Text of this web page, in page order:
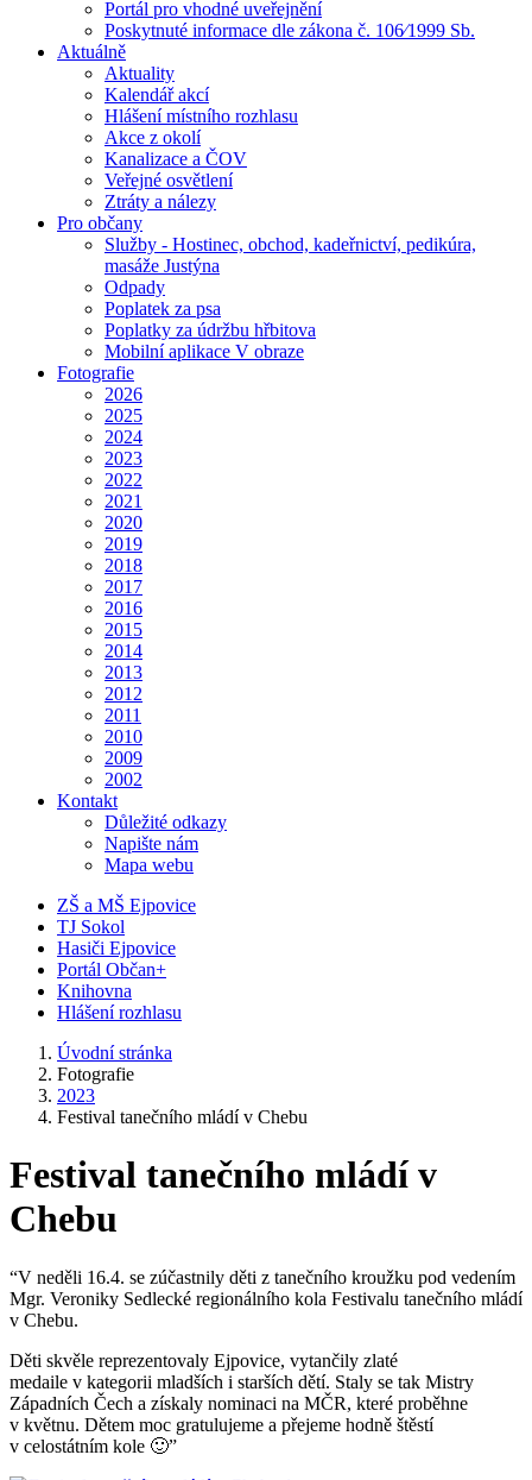
Portál pro vhodné uveřejnění
Poskytnuté informace dle zákona č. 106⁄1999 Sb.
Aktuálně
Aktuality
Kalendář akcí
Hlášení místního rozhlasu
Akce z okolí
Kanalizace a ČOV
Veřejné osvětlení
Ztráty a nálezy
Pro občany
Služby - Hostinec, obchod, kadeřnictví, pedikúra,
masáže Justýna
Odpady
Poplatek za psa
Poplatky za údržbu hřbitova
Mobilní aplikace V obraze
Fotografie
2026
2025
2024
2023
2022
2021
2020
2019
2018
2017
2016
2015
2014
2013
2012
2011
2010
2009
2002
Kontakt
Důležité odkazy
Napište nám
Mapa webu
ZŠ a MŠ Ejpovice
TJ Sokol
Hasiči Ejpovice
Portál Občan+
Knihovna
Hlášení rozhlasu
Úvodní stránka
Fotografie
2023
Festival tanečního mládí v Chebu
Festival tanečního mládí v
Chebu
“V neděli 16.4. se zúčastnily děti z tanečního kroužku pod vedením
Mgr. Veroniky Sedlecké regionálního kola Festivalu tanečního mládí
v Chebu.
Děti skvěle reprezentovaly Ejpovice, vytančily zlaté
medaile v kategorii mladších i starších dětí. Staly se tak Mistry
Západních Čech a získaly nominaci na MČR, které proběhne
v květnu. Dětem moc gratulujeme a přejeme hodně štěstí
v celostátním kole 🙂”